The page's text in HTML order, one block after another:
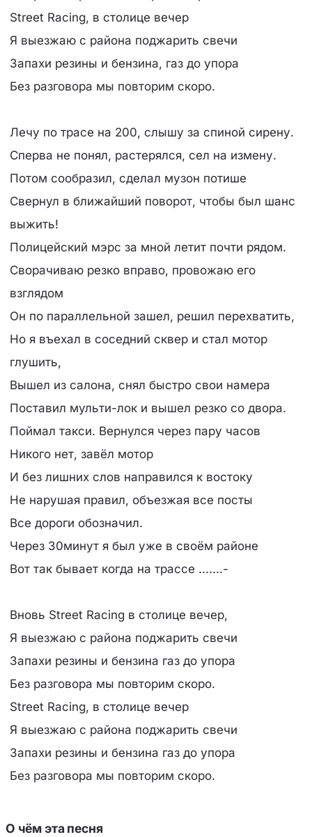
Street Racing, в столице вечер
Я выезжаю с района поджарить свечи
Запахи резины и бензина, газ до упора
Без разговора мы повторим скоро.
Лечу по трасе на 200, слышу за спиной сирену.
Сперва не понял, растерялся, сел на измену.
Потом сообразил, сделал музон потише
Свернул в ближайший поворот, чтобы был шанс
выжить!
Полицейский мэрс за мной летит почти рядом.
Сворачиваю резко вправо, провожаю его
взглядом
Он по параллельной зашел, решил перехватить,
Но я въехал в соседний сквер и стал мотор
глушить,
Вышел из салона, снял быстро свои намера
Поставил мульти-лок и вышел резко со двора.
Поймал такси. Вернулся через пару часов
Никого нет, завёл мотор
И без лишних слов направился к востоку
Не нарушая правил, объезжая все посты
Все дороги обозначил.
Через 30минут я был уже в своём районе
Вот так бывает когда на трассе .......-
Вновь Street Racing в столице вечер,
Я выезжаю с района поджарить свечи
Запахи резины и бензина газ до упора
Без разговора мы повторим скоро.
Street Racing, в столице вечер
Я выезжаю с района поджарить свечи
Запахи резины и бензина газ до упора
Без разговора мы повторим скоро.
О чём эта песня